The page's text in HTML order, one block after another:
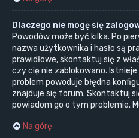
Dlaczego nie mogę się
Powodów może być kilka. Po
nazwa użytkownika i hasło są
prawidłowe, skontaktuj się z
czy cię nie zablokowano.
problem powoduje błędna
znajduje się forum. Skontaktuj
powiadom go o tym problemie.
Na górę